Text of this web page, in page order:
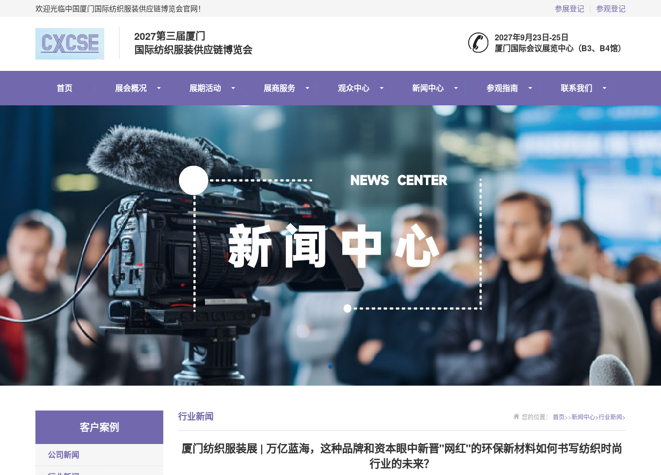
参展登记 参观登记
欢迎光临中国厦门国际纺织服装供应链博览会官网！
2027第三届厦门
国际纺织服装供应链博览会
2027年9月23日-25日
厦门国际会议展览中心（B3、B4馆）
首页 展会概况 展期活动 展商服务 观众中心 新闻中心 参观指南 联系我们
客户案例
公司新闻
您的位置： 首页>>新闻中心>行业新闻>
行业新闻
厦门纺织服装展 | 万亿蓝海，这种品牌和资本眼中新晋"网红"的环保新材料如何书写纺织时尚
行业的未来？